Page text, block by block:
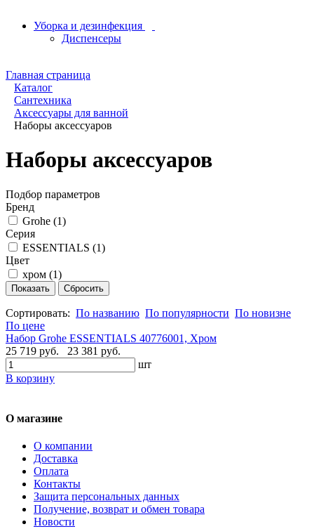
Уборка и дезинфекция
Диспенсеры
Главная страница
Каталог
Сантехника
Аксессуары для ванной
Наборы аксессуаров
Наборы аксессуаров
Подбор параметров
Бренд
Grohe (1)
Серия
ESSENTIALS (1)
Цвет
хром (1)
Сортировать: По названию По популярности По новизне
По цене
Набор Grohe ESSENTIALS 40776001, Хром
25 719 руб.
23 381 руб.
шт
В корзину
О магазине
О компании
Доставка
Оплата
Контакты
Защита персональных данных
Получение, возврат и обмен товара
Новости